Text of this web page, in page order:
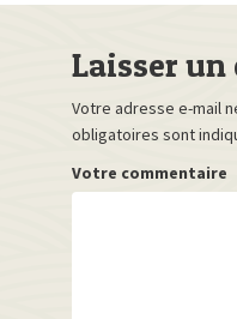
Laisser
Votre adresse e-mail
obligatoires sont
Votre commentaire